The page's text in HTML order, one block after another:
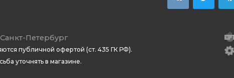
Петербург
публичной офертой (ст. 435 ГК РФ).
уточнять в магазине.